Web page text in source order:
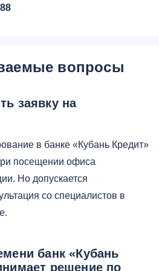
вопросы
заявку на
в банке «Кубань Кредит»
посещении офиса
Но допускается
со специалистов в
банк «Кубань
решение по